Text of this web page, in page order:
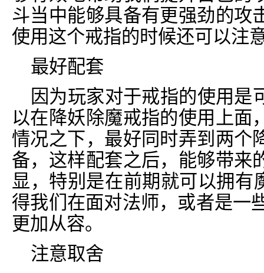
斗当中能够具备有更强劲的攻
使用这个戒指的时候还可以注
最好配套
因为玩家对于戒指的使用是
以在降妖除魔戒指的使用上面
情况之下，最好同时弄到两个
备，这样配套之后，能够带来
显，特别是在前期就可以拥有
得我们在面对法师，或者是一
更加从容。
注意取舍